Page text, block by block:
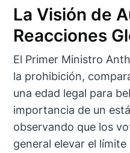
La Visión de
Reacciones
El Primer Ministro
la prohibición,
una edad legal para
importancia de un
observando que los
general elevar el